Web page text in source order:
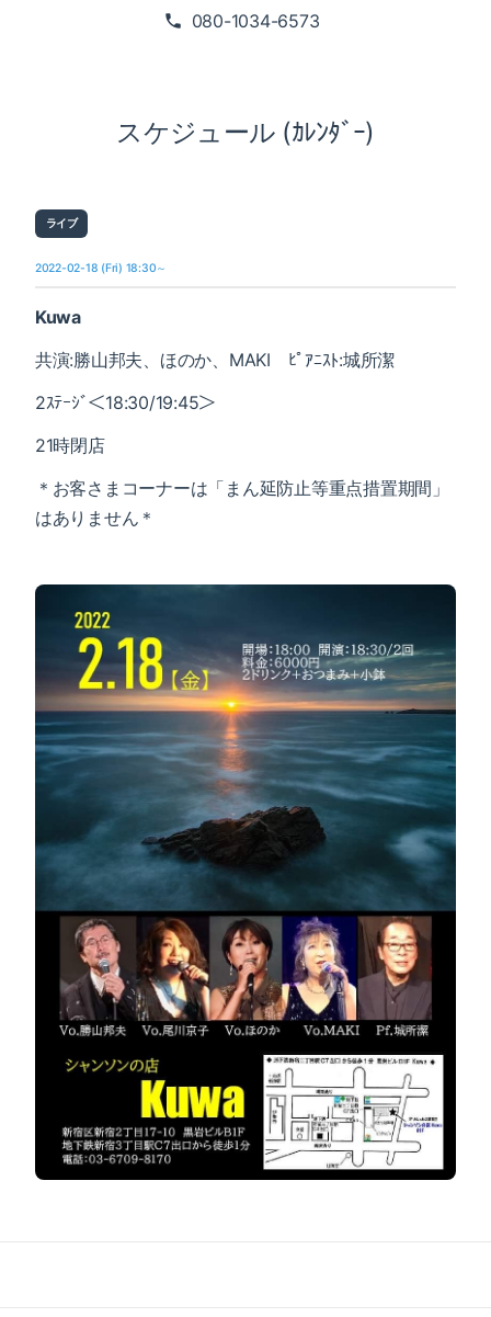
080-1034-6573
スケジュール (ｶﾚﾝﾀﾞｰ)
ライブ
2022-02-18 (Fri) 18:30～
Kuwa
共演:勝山邦夫、ほのか、MAKI ﾋﾟｱﾆｽﾄ:城所潔
2ｽﾃｰｼﾞ＜18:30/19:45＞
21時閉店
＊お客さまコーナーは「まん延防止等重点措置期間」
はありません＊